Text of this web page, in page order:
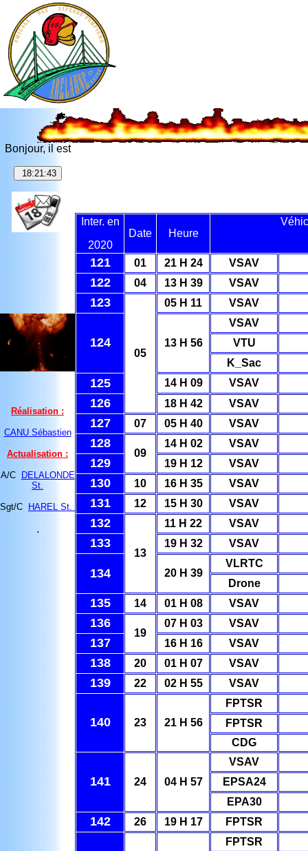
Bonjour, il est
Réalisation :
CANU Sébastien
Actualisation :
A/C
DELALONDE
St.
Sgt/C HAREL St.
.
Inter. en
2020
Date Heure
121 01 21 H 24 VSAV
122 04 13 H 39 VSAV
123
05
05 H 11 VSAV
124 13 H 56
VSAV
VTU
K_Sac
125 14 H 09 VSAV
126 18 H 42 VSAV
127 07 05 H 40 VSAV
128
09
14 H 02 VSAV
129 19 H 12 VSAV
130 10 16 H 35 VSAV
131 12 15 H 30 VSAV
132
13
11 H 22 VSAV
133 19 H 32 VSAV
134 20 H 39
VLRTC
Drone
135 14 01 H 08 VSAV
136
19
07 H 03 VSAV
137 16 H 16 VSAV
138 20 01 H 07 VSAV
139 22 02 H 55 VSAV
140 23 21 H 56
FPTSR
FPTSR
CDG
141 24 04 H 57
VSAV
EPSA24
EPA30
142 26 19 H 17 FPTSR
FPTSR